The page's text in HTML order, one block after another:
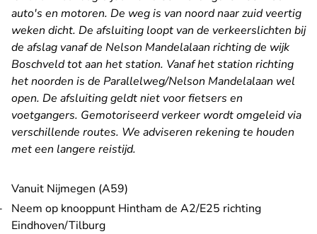
auto's en motoren. De weg is van noord naar zuid veertig
weken dicht. De afsluiting loopt van de verkeerslichten bij
de afslag vanaf de Nelson Mandelalaan richting de wijk
Boschveld tot aan het station. Vanaf het station richting
het noorden is de Parallelweg/Nelson Mandelalaan wel
open. De afsluiting geldt niet voor fietsers en
voetgangers. Gemotoriseerd verkeer wordt omgeleid via
verschillende routes. We adviseren rekening te houden
met een langere reistijd.
Vanuit Nijmegen (A59)
Neem op knooppunt Hintham de A2/E25 richting
Eindhoven/Tilburg